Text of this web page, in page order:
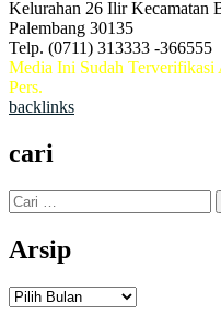
Kelurahan 26 Ilir Kecamatan
Palembang 30135
Telp. (0711) 313333 -366555
Media Ini Sudah Terverifikasi
Pers.
backlinks
cari
Cari
untuk:
Arsip
Arsip